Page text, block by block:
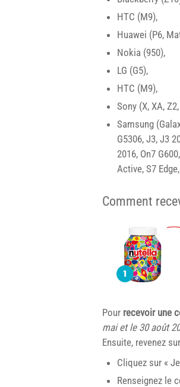
HTC (M9),
Huawei (P6,
Nokia (950),
LG (G5),
HTC (M9),
Sony (X, XA,
Samsung
G5306, J3, J3
2016, On7
Active, S7
Comment
Pour recevoir une
mai et le 30 août
Ensuite, revenez
Cliquez sur «
Renseignez le